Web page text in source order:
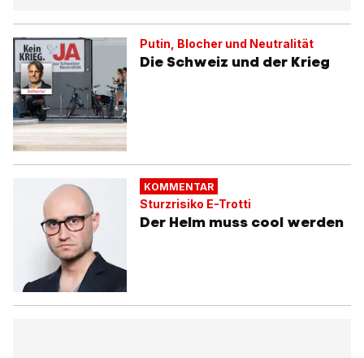
Putin, Blocher und Neutralität
Die Schweiz und der Krieg
KOMMENTAR
Sturzrisiko E-Trotti
Der Helm muss cool werden